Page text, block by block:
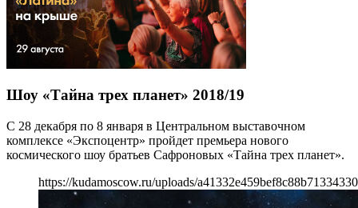
Шоу «Тайна трех планет» 2018/19
С 28 декабря по 8 января в Центральном выставочном
комплексе «Экспоцентр» пройдет премьера нового
космического шоу братьев Сафроновых «Тайна трех планет».
https://kudamoscow.ru/uploads/